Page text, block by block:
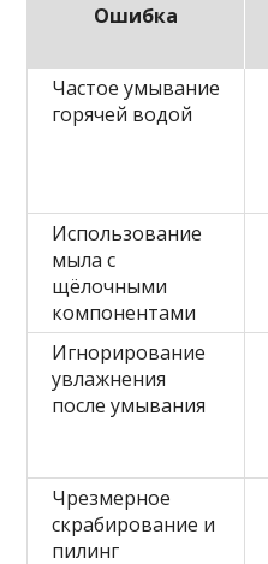
Ошибка
Частое умывание
горячей водой
Использование
мыла с
щёлочными
компонентами
Игнорирование
увлажнения
после умывания
Чрезмерное
скрабирование и
пилинг